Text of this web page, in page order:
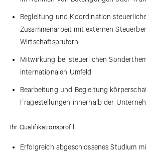
Begleitung und Koordination
Zusammenarbeit mit externen
Wirtschaftsprüfern
Mitwirkung bei steuerlichen
internationalen Umfeld
Bearbeitung und Begleitung
Fragestellungen innerhalb der
Ihr Qualifikationsprofil
Erfolgreich abgeschlossenes Studium